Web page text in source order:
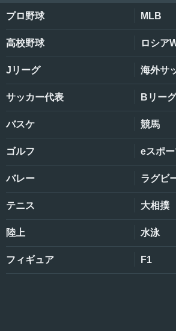
プロ野球 MLB
高校野球 ロシア
Jリーグ 海外サ
サッカー代表 Bリーグ
バスケ 競馬
ゴルフ eスポー
バレー ラグビ
テニス 大相撲
陸上 水泳
フィギュア F1